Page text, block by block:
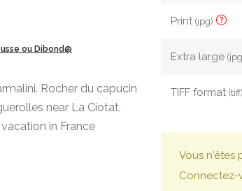
ou Dibond@
Rocher du capucin
near La Ciotat,
in France
Print(jpg)
Extra large
TIFF format(tiff)
Vous n'êtes
Connectez-